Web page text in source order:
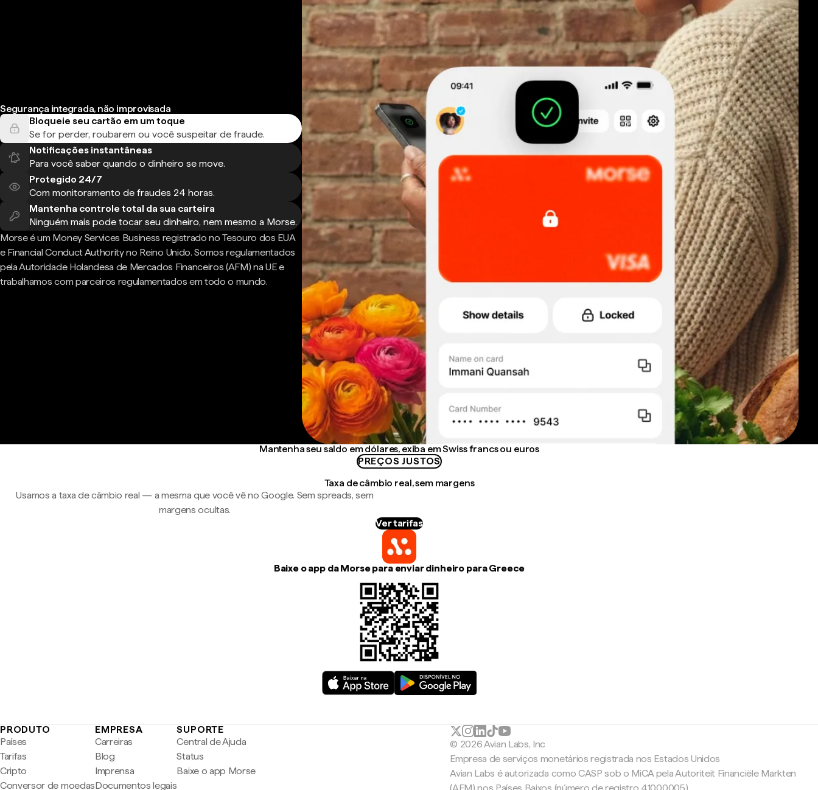
Segurança integrada, não improvisada
Bloqueie seu cartão em um toque
Se for perder, roubarem ou você suspeitar de fraude.
Notificações instantâneas
Para você saber quando o dinheiro se move.
Protegido 24/7
Com monitoramento de fraudes 24 horas.
Mantenha controle total da sua carteira
Ninguém mais pode tocar seu dinheiro, nem mesmo a Morse.
Morse é um Money Services Business registrado no Tesouro dos EUA
e Financial Conduct Authority no Reino Unido. Somos regulamentados
pela Autoridade Holandesa de Mercados Financeiros (AFM) na UE e
trabalhamos com parceiros regulamentados em todo o mundo.
Mantenha seu saldo em dólares, exiba em Swiss francs ou euros
PREÇOS JUSTOS
Taxa de câmbio real, sem margens
Usamos a taxa de câmbio real — a mesma que você vê no Google. Sem spreads, sem
margens ocultas.
Ver tarifas
Baixe o app da Morse para enviar dinheiro para Greece
PRODUTO
Países
Tarifas
Cripto
Conversor de moedas
EMPRESA
Carreiras
Blog
Imprensa
Documentos legais
SUPORTE
Central de Ajuda
Status
Baixe o app Morse
© 2026 Avian Labs, Inc
Empresa de serviços monetários registrada nos Estados Unidos
Avian Labs é autorizada como CASP sob o MiCA pela Autoriteit Financiële Markten